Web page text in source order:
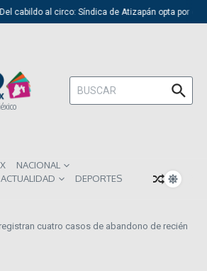
Del cabildo al circo: Síndica de Atizapán opta por el
Buscar:
NACIONAL
ACTUALIDAD
DEPORTES
cuatro casos de abandono de recién